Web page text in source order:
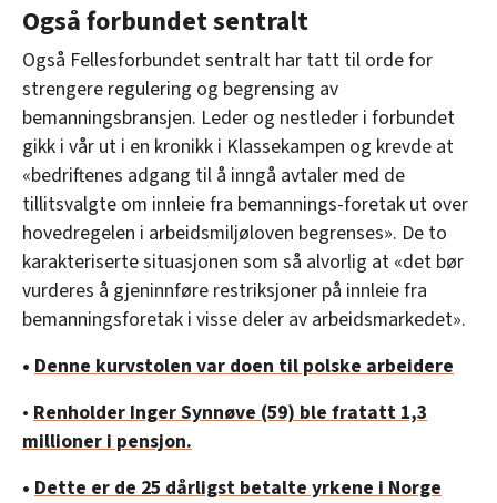
Også forbundet sentralt
Også Fellesforbundet sentralt har tatt til orde for
strengere regulering og begrensing av
bemanningsbransjen. Leder og nestleder i forbundet
gikk i vår ut i en kronikk i Klassekampen og krevde at
«bedriftenes adgang til å inngå avtaler med de
tillitsvalgte om innleie fra bemannings-foretak ut over
hovedregelen i arbeidsmiljøloven begrenses». De to
karakteriserte situasjonen som så alvorlig at «det bør
vurderes å gjeninnføre restriksjoner på innleie fra
bemanningsforetak i visse deler av arbeidsmarkedet».
• Denne kurvstolen var doen til polske arbeidere
• Renholder Inger Synnøve (59) ble fratatt 1,3
millioner i pensjon.
• Dette er de 25 dårligst betalte yrkene i Norge